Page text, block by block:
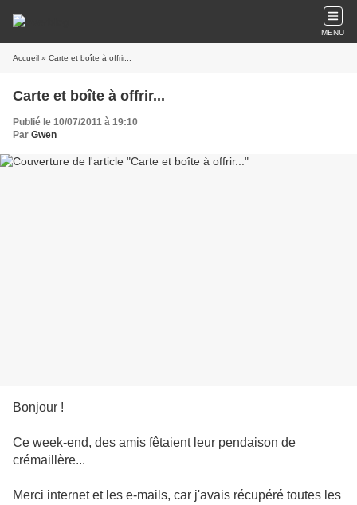
MENU
Accueil » Carte et boîte à offrir...
Carte et boîte à offrir...
Publié le 10/07/2011 à 19:10
Par Gwen
Bonjour !
Ce week-end, des amis fêtaient leur pendaison de
crémaillère...
Merci internet et les e-mails, car j'avais récupéré toutes les